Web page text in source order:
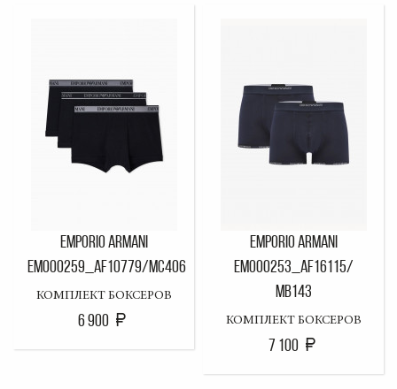
EMPORIO ARMANI
EM000259_AF10779/MC406
КОМПЛЕКТ БОКСЕРОВ
6 900
EMPORIO ARMANI
EM000253_AF16115/
MB143
КОМПЛЕКТ БОКСЕРОВ
7 100